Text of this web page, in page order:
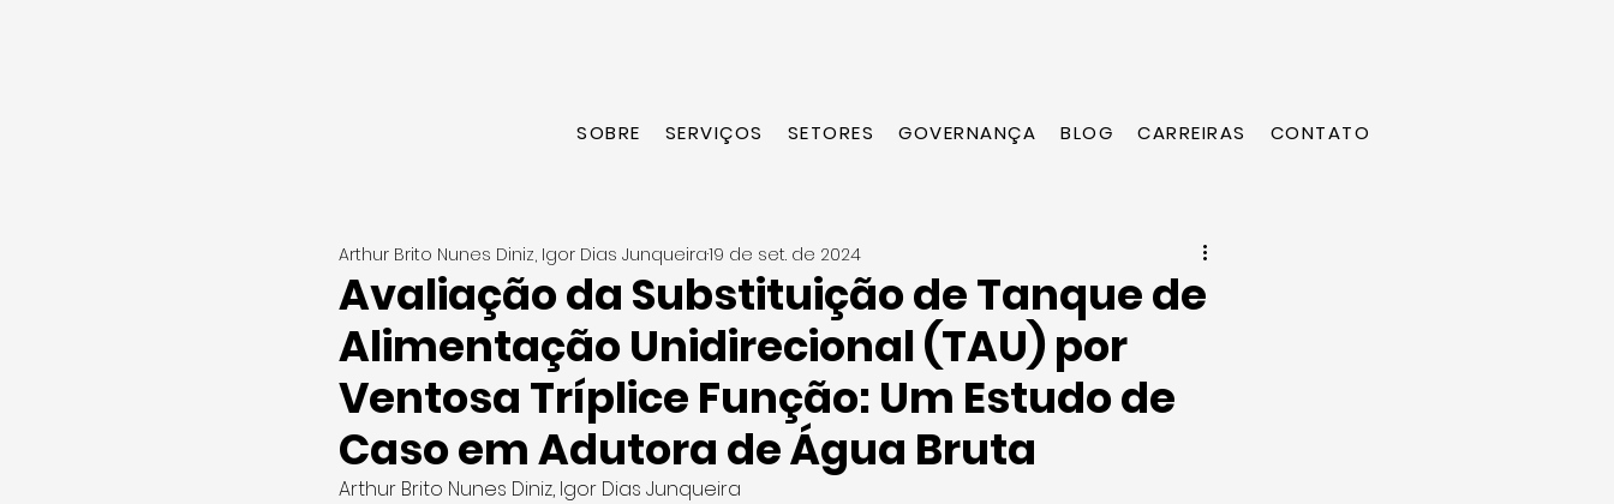
SOBRE SERVIÇOS SETORES GOVERNANÇA BLOG CARREIRAS CONTATO
Avaliação da Substituição de Tanque de
Alimentação Unidirecional (TAU) por
Ventosa Tríplice Função: Um Estudo de
Caso em Adutora de Água Bruta
Arthur Brito Nunes Diniz, Igor Dias Junqueira19 de set. de 2024
Arthur Brito Nunes Diniz, Igor Dias Junqueira